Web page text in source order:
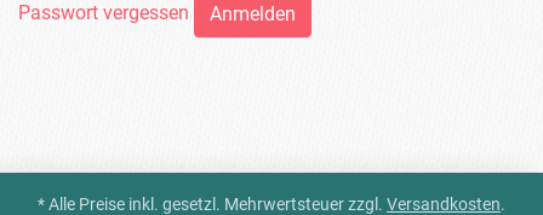
Passwort vergessen
* Alle Preise inkl. gesetzl. Mehrwertsteuer zzgl. Versandkosten.